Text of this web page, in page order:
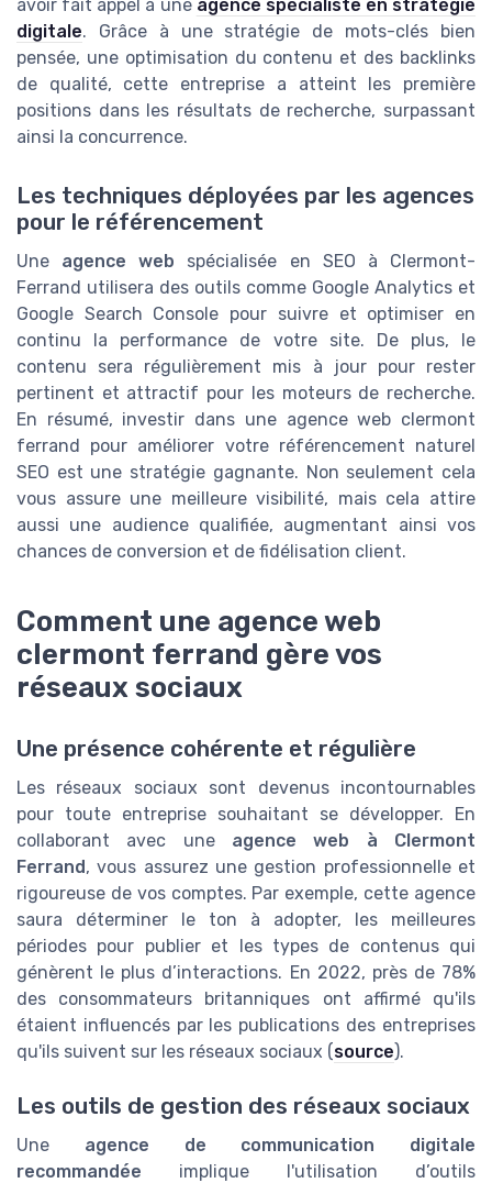
avoir fait appel à une agence spécialiste en stratégie
digitale. Grâce à une stratégie de mots-clés bien
pensée, une optimisation du contenu et des backlinks
de qualité, cette entreprise a atteint les première
positions dans les résultats de recherche, surpassant
ainsi la concurrence.
Les techniques déployées par les agences
pour le référencement
Une agence web spécialisée en SEO à Clermont-
Ferrand utilisera des outils comme Google Analytics et
Google Search Console pour suivre et optimiser en
continu la performance de votre site. De plus, le
contenu sera régulièrement mis à jour pour rester
pertinent et attractif pour les moteurs de recherche.
En résumé, investir dans une agence web clermont
ferrand pour améliorer votre référencement naturel
SEO est une stratégie gagnante. Non seulement cela
vous assure une meilleure visibilité, mais cela attire
aussi une audience qualifiée, augmentant ainsi vos
chances de conversion et de fidélisation client.
Comment une agence web
clermont ferrand gère vos
réseaux sociaux
Une présence cohérente et régulière
Les réseaux sociaux sont devenus incontournables
pour toute entreprise souhaitant se développer. En
collaborant avec une agence web à Clermont
Ferrand , vous assurez une gestion professionnelle et
rigoureuse de vos comptes. Par exemple, cette agence
saura déterminer le ton à adopter, les meilleures
périodes pour publier et les types de contenus qui
génèrent le plus d’interactions. En 2022, près de 78%
des consommateurs britanniques ont affirmé qu'ils
étaient influencés par les publications des entreprises
qu'ils suivent sur les réseaux sociaux (source).
Les outils de gestion des réseaux sociaux
Une agence de communication digitale
recommandée implique l'utilisation d’outils